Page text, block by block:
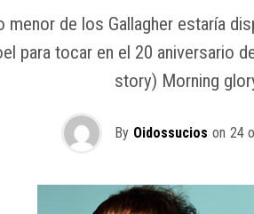
menor de los Gallagher estaría
para tocar en el 20 aniversario
story) Morning
By Oidossucios on 24